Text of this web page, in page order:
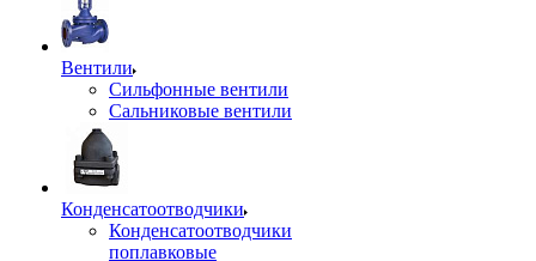
Вентили
Сильфонные вентили
Сальниковые вентили
Конденсатоотводчики
Конденсатоотводчики
поплавковые